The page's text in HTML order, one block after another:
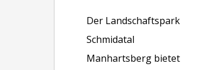
Der Landschaftspark
Schmidatal
Manhartsberg bietet